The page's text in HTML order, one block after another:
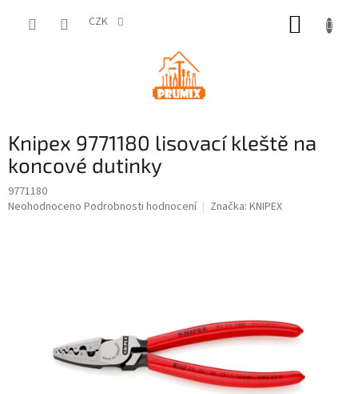
CZK
Knipex 9771180 lisovací kleště na
koncové dutinky
9771180
Průměrné
Neohodnoceno Podrobnosti hodnocení Značka: KNIPEX